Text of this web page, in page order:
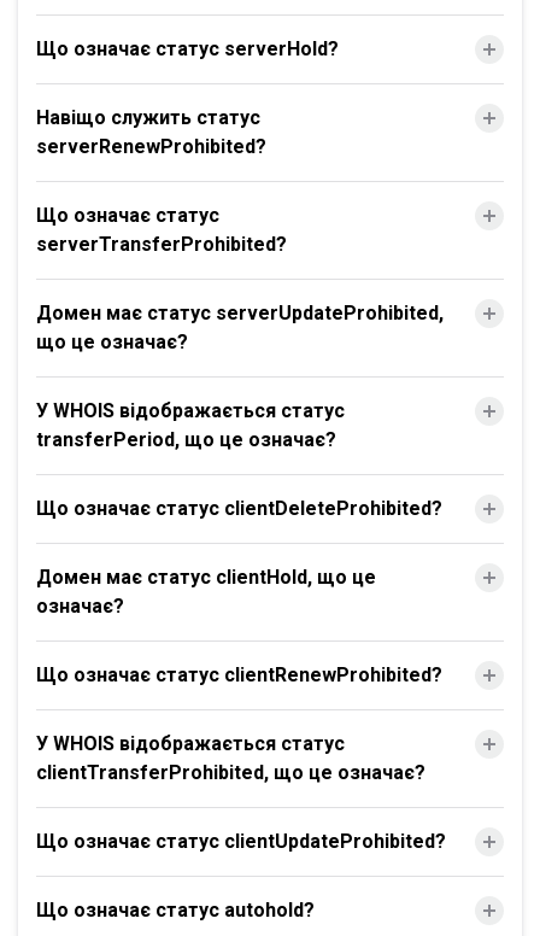
Що означає статус serverHold?
Навіщо служить статус
serverRenewProhibited?
Що означає статус
serverTransferProhibited?
Домен має статус serverUpdateProhibited,
що це означає?
У WHOIS відображається статус
transferPeriod, що це означає?
Що означає статус clientDeleteProhibited?
Домен має статус clientHold, що це
означає?
Що означає статус clientRenewProhibited?
У WHOIS відображається статус
clientTransferProhibited, що це означає?
Що означає статус clientUpdateProhibited?
Що означає статус autohold?